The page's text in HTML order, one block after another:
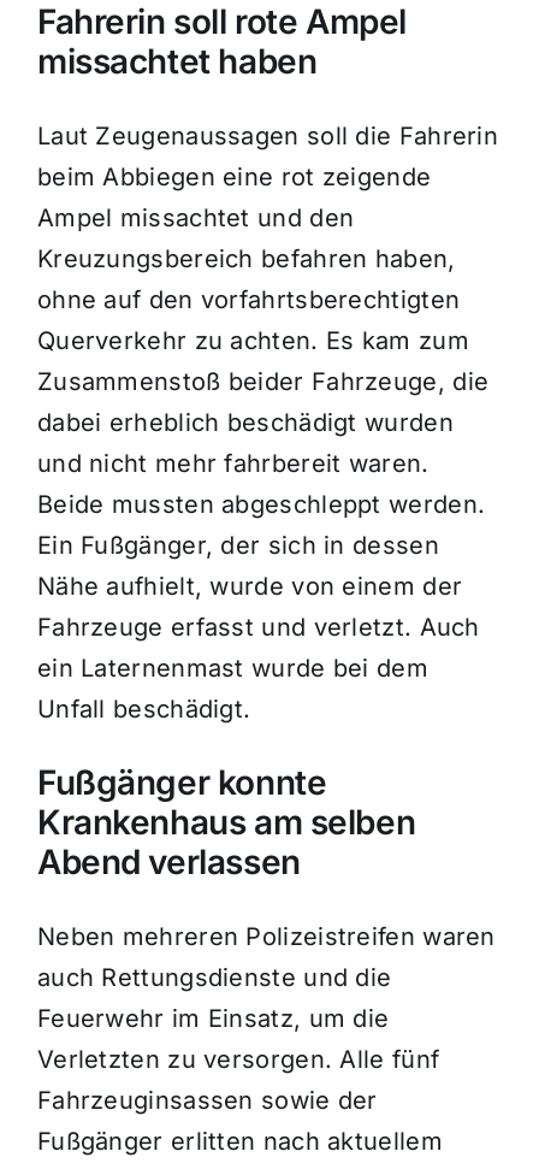
Fahrerin soll rote Ampel
missachtet haben
Laut Zeugenaussagen soll die Fahrerin
beim Abbiegen eine rot zeigende
Ampel missachtet und den
Kreuzungsbereich befahren haben,
ohne auf den vorfahrtsberechtigten
Querverkehr zu achten. Es kam zum
Zusammenstoß beider Fahrzeuge, die
dabei erheblich beschädigt wurden
und nicht mehr fahrbereit waren.
Beide mussten abgeschleppt werden.
Ein Fußgänger, der sich in dessen
Nähe aufhielt, wurde von einem der
Fahrzeuge erfasst und verletzt. Auch
ein Laternenmast wurde bei dem
Unfall beschädigt.
Fußgänger konnte
Krankenhaus am selben
Abend verlassen
Neben mehreren Polizeistreifen waren
auch Rettungsdienste und die
Feuerwehr im Einsatz, um die
Verletzten zu versorgen. Alle fünf
Fahrzeuginsassen sowie der
Fußgänger erlitten nach aktuellem